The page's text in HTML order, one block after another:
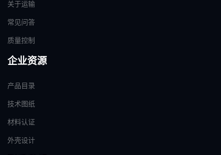
关于运输
常见问答
质量控制
企业资源
产品目录
技术图纸
材料认证
外壳设计